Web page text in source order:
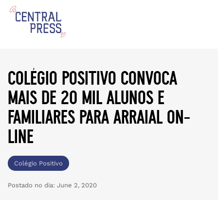
colégio positivo convoca
mais de 20 mil alunos e
familiares para arraial on-
line
Colégio Positivo
Postado no dia: June 2, 2020